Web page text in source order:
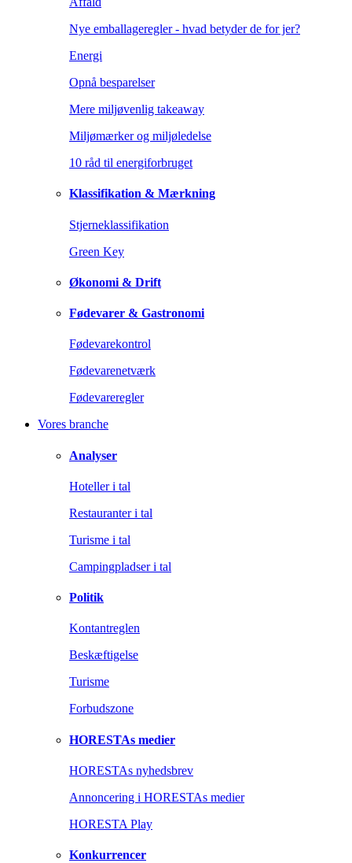
Nye emballageregler - hvad betyder de for jer?
Energi
Opnå besparelser
Mere miljøvenlig takeaway
Miljømærker og miljøledelse
10 råd til energiforbruget
Klassifikation & Mærkning
Stjerneklassifikation
Green Key
Økonomi & Drift
Fødevarer & Gastronomi
Fødevarekontrol
Fødevarenetværk
Fødevareregler
Vores branche
Analyser
Hoteller i tal
Restauranter i tal
Turisme i tal
Campingpladser i tal
Politik
Kontantreglen
Beskæftigelse
Turisme
Forbudszone
HORESTAs medier
HORESTAs nyhedsbrev
Annoncering i HORESTAs medier
HORESTA Play
Konkurrencer